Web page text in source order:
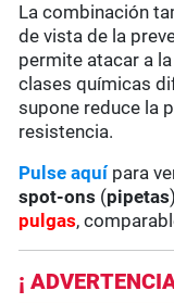
La combinación
de vista de la
permite atacar a
clases químicas
supone reduce la
resistencia.
Pulse aquípara
spot-ons (pipetas
pulgas,
¡